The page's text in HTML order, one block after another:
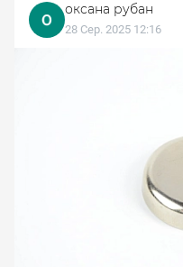
оксана рубан
28 Сер. 2025 12:16